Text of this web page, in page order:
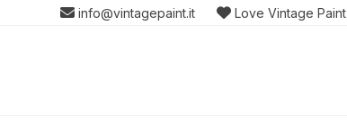
info@vintagepaint.it Love Vintage Paint